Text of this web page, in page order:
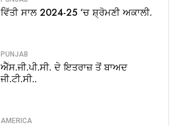
ਵਿੱਤੀ ਸਾਲ 2024-25 ‘ਚ ਸ਼੍ਰੋਮਣੀ ਅਕਾਲੀ.
PUNJAB
ਐੱਸ.ਜੀ.ਪੀ.ਸੀ. ਦੇ ਇਤਰਾਜ਼ ਤੋਂ ਬਾਅਦ
ਜੀ.ਟੀ.ਸੀ..
AMERICA